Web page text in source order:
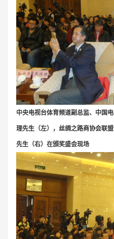
中央电视台体育频道副总监、中国
理先生（左），丝绸之路商协会联
先生（右）在颁奖盛会现场